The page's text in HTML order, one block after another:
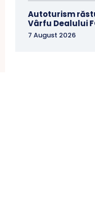
Autoturism
Vârfu Dealului
7 August 2026